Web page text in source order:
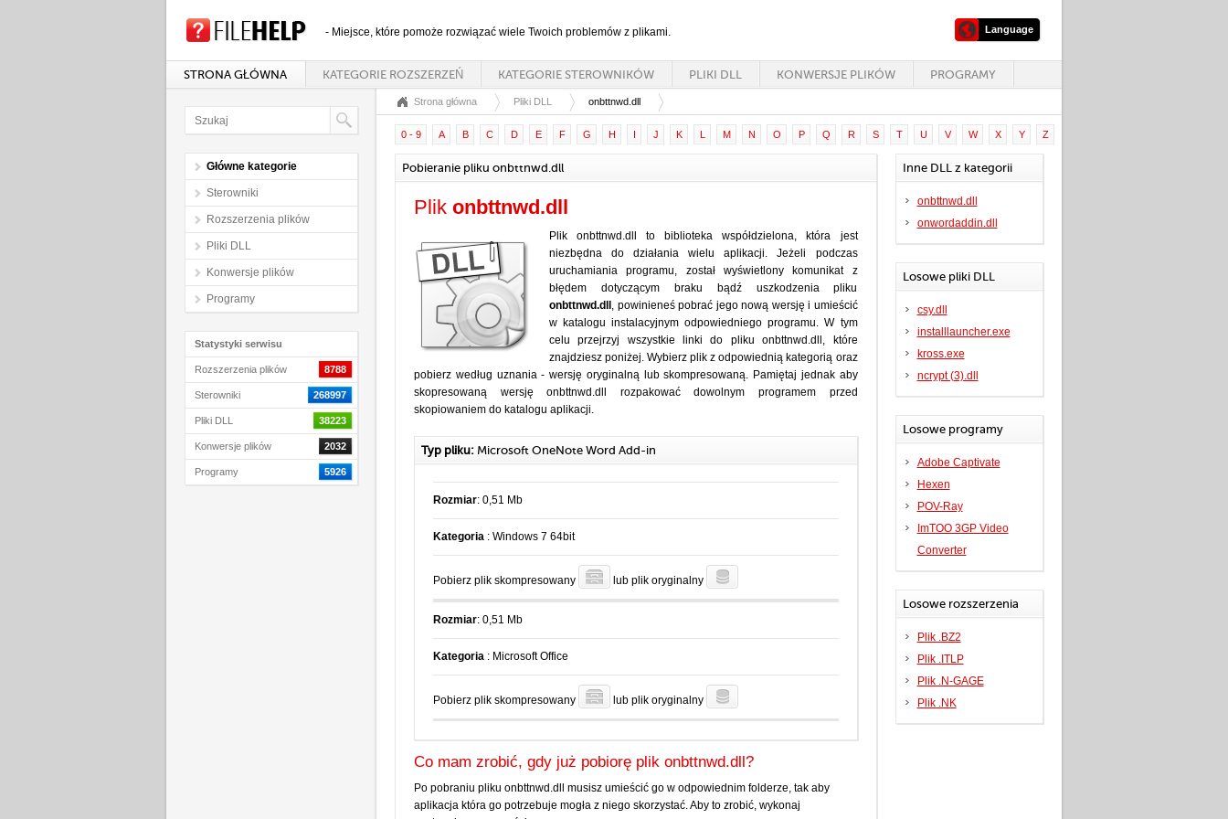
- Miejsce, które pomoże rozwiązać wiele Twoich problemów z plikami. Language
STRONA GŁÓWNA KATEGORIE ROZSZERZEŃ KATEGORIE STEROWNIKÓW PLIKI DLL KONWERSJE PLIKÓW PROGRAMY
Główne kategorie
Sterowniki
Rozszerzenia plików
Pliki DLL
Konwersje plików
Programy
Statystyki serwisu
Rozszerzenia plików 8788
Sterowniki 268997
Pliki DLL 38223
Konwersje plików 2032
Programy 5926
Strona główna Pliki DLL onbttnwd.dll
0 - 9 A B C D E F G H I J K L M N O P Q R S T U V W X Y Z
Pobieranie pliku onbttnwd.dll
Plik onbttnwd.dll
Plik onbttnwd.dll to biblioteka współdzielona, która jest
niezbędna do działania wielu aplikacji. Jeżeli podczas
uruchamiania programu, został wyświetlony komunikat z
błędem dotyczącym braku bądź uszkodzenia pliku
onbttnwd.dll , powinieneś pobrać jego nową wersję i umieścić
w katalogu instalacyjnym odpowiedniego programu. W tym
celu przejrzyj wszystkie linki do pliku onbttnwd.dll, które
znajdziesz poniżej. Wybierz plik z odpowiednią kategorią oraz
pobierz według uznania - wersję oryginalną lub skompresowaną. Pamiętaj jednak aby
skopresowaną wersję onbttnwd.dll rozpakować dowolnym programem przed
skopiowaniem do katalogu aplikacji.
Typ pliku: Microsoft OneNote Word Add-in
Rozmiar: 0,51 Mb
Kategoria : Windows 7 64bit
Pobierz plik skompresowany lub plik oryginalny
Rozmiar: 0,51 Mb
Kategoria : Microsoft Office
Pobierz plik skompresowany lub plik oryginalny
Co mam zrobić, gdy już pobiorę plik onbttnwd.dll?
Po pobraniu pliku onbttnwd.dll musisz umieścić go w odpowiednim folderze, tak aby
aplikacja która go potrzebuje mogła z niego skorzystać. Aby to zrobić, wykonaj
Inne DLL z kategorii
onbttnwd.dll
onwordaddin.dll
Losowe pliki DLL
csy.dll
installlauncher.exe
kross.exe
ncrypt (3).dll
Losowe programy
Adobe Captivate
Hexen
POV-Ray
ImTOO 3GP Video
Converter
Losowe rozszerzenia
Plik .BZ2
Plik .ITLP
Plik .N-GAGE
Plik .NK